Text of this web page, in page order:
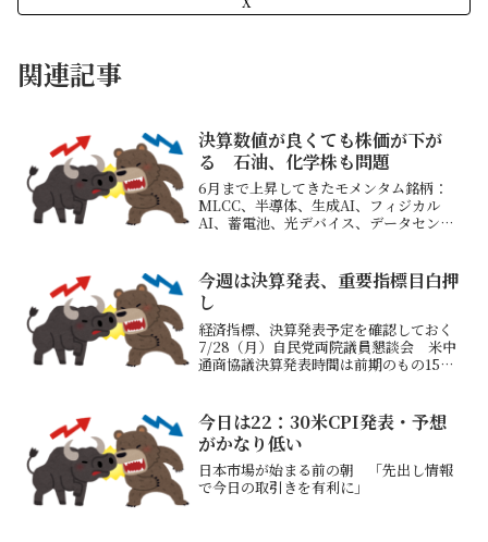
関連記事
決算数値が良くても株価が下が
る 石油、化学株も問題
6月まで上昇してきたモメンタム銘柄：
MLCC、半導体、生成AI、フィジカル
AI、蓄電池、光デバイス、データセンタ
れるタイミングになっている三井金属が
２７年３月期業績予...
今週は決算発表、重要指標目白押
し
経済指標、決算発表予定を確認しておく
7/28（月）自民党両院議員懇談会 米中
通商協議決算発表時間は前期のもの15：
1Q、塩野義製薬1Q、大同特殊鋼1Q、日
本鋳鉄管...
今日は22：30米CPI発表・予想
がかなり低い
日本市場が始まる前の朝 「先出し情報
で今日の取引きを有利に」